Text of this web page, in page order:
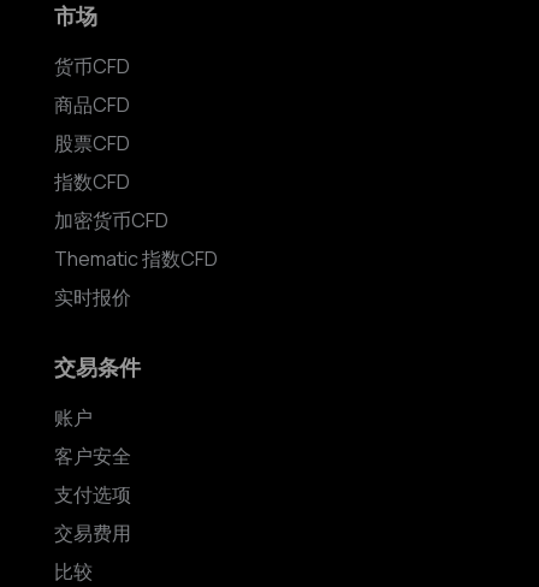
市场
货币CFD
商品CFD
股票CFD
指数CFD
加密货币CFD
Thematic 指数CFD
实时报价
交易条件
账户
客户安全
支付选项
交易费用
比较